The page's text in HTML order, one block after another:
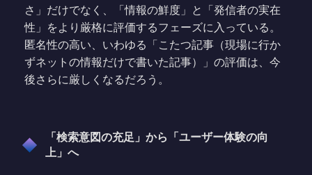
さ」だけでなく、「情報の鮮度」と「発信者の実在
性」をより厳格に評価するフェーズに入っている。
匿名性の高い、いわゆる「こたつ記事（現場に行か
ずネットの情報だけで書いた記事）」の評価は、今
後さらに厳しくなるだろう。
「検索意図の充足」から「ユーザー体験の向
上」へ